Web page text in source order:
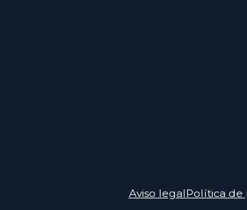
Aviso legalPolítica de